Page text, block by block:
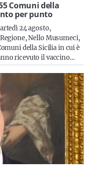
news, iscriviti alla
Comuni della
per punto
24 agosto,
Nello Musumeci,
della Sicilia in cui è
ricevuto il vaccino…